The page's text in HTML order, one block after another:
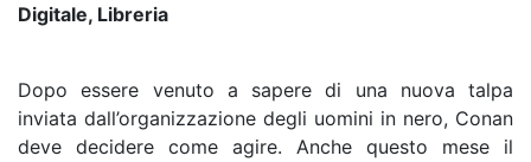
Digitale, Libreria
Dopo essere venuto a sapere di una nuova talpa
inviata dall’organizzazione degli uomini in nero, Conan
deve decidere come agire. Anche questo mese il